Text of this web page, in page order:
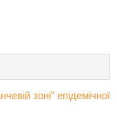
зоні” епідемічної